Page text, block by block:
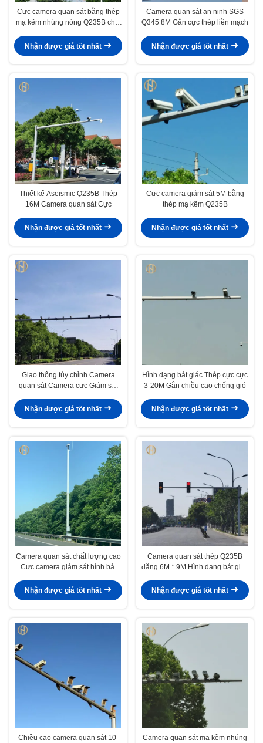
Cực camera quan sát bằng thép
mạ kẽm nhúng nóng Q235B chất
Nhận được giá tốt nhất
Camera quan sát an ninh SGS
Q345 8M Gắn cực thép liền mạch
Nhận được giá tốt nhất
Thiết kế Aseismic Q235B Thép
16M Camera quan sát Cực
Nhận được giá tốt nhất
Cực camera giám sát 5M bằng
thép mạ kẽm Q235B
Nhận được giá tốt nhất
Giao thông tùy chỉnh Camera
quan sát Camera cực Giám sát
biến CMOS
Nhận được giá tốt nhất
Hình dạng bát giác Thép cực cực
3-20M Gắn chiều cao chống gió
Nhận được giá tốt nhất
Camera quan sát chất lượng cao
Cực camera giám sát hình bát
Nhận được giá tốt nhất
Camera quan sát thép Q235B
đăng 6M * 9M Hình dạng bát giác
Nhận được giá tốt nhất
Chiều cao camera quan sát 10-
Camera quan sát mạ kẽm nhúng